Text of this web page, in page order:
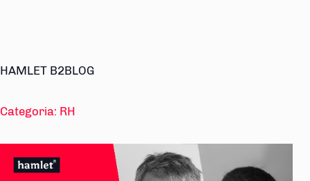
HAMLET B2BLOG
Categoria: RH